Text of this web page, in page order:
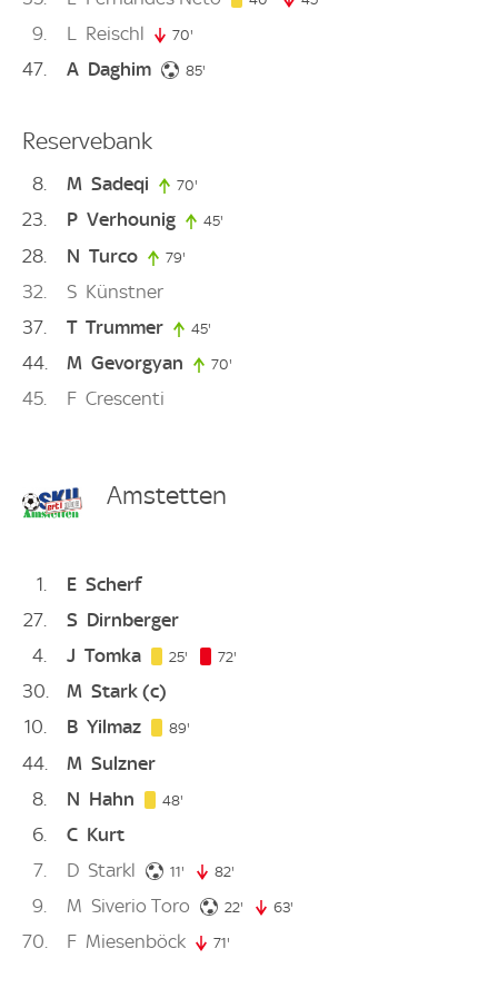
9 L Reischl 70'
47 A Daghim 85'
Reservebank
8 M Sadeqi 70'
23 P Verhounig 45'
28 N Turco 79'
32 S Künstner
37
T Trummer 45'
44 M Gevorgyan 70'
45 F Crescenti
Amstetten
1 E Scherf
27
S Dirnberger
4
J Tomka 25' 25. minute
72'
30 M Stark (c)
10
B Yilmaz 89'
44 M Sulzner
8
N Hahn 48'
6 C Kurt
7
D Starkl 11' 11. minute
82'
9 M Siverio Toro 22' 22. minute
63'
70 F Miesenböck 71'